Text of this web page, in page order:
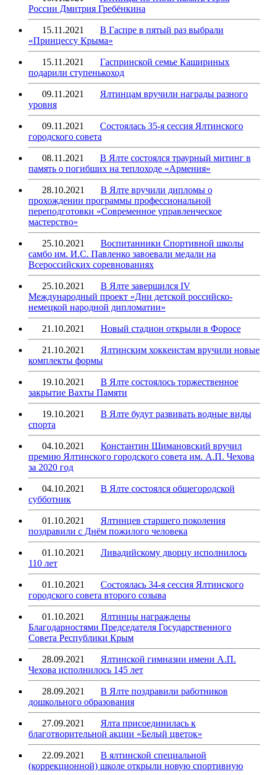
России Дмитрия Гребёнкина
15.11.2021
В Гаспре в пятый раз выбрали
«Принцессу Крыма»
15.11.2021
Гаспринской семье Кашириных
подарили ступенькоход
09.11.2021
Ялтинцам вручили награды разного
уровня
09.11.2021
Состоялась 35-я сессия Ялтинского
городского совета
08.11.2021
В Ялте состоялся траурный митинг в
память о погибших на теплоходе «Армения»
28.10.2021
В Ялте вручили дипломы о
прохождении программы профессиональной
переподготовки «Современное управленческое
мастерство»
25.10.2021
Воспитанники Спортивной школы
самбо им. И.С. Павленко завоевали медали на
Всероссийских соревнованиях
25.10.2021
В Ялте завершился IV
Международный проект «Дни детской российско-
немецкой народной дипломатии»
21.10.2021 Новый стадион открыли в Форосе
21.10.2021
Ялтинским хоккеистам вручили новые
комплекты формы
19.10.2021
В Ялте состоялось торжественное
закрытие Вахты Памяти
19.10.2021
В Ялте будут развивать водные виды
спорта
04.10.2021
Константин Шимановский вручил
премию Ялтинского городского совета им. А.П. Чехова
за 2020 год
04.10.2021
В Ялте состоялся общегородской
субботник
01.10.2021
Ялтинцев старшего поколения
поздравили с Днём пожилого человека
01.10.2021
Ливадийскому дворцу исполнилось
110 лет
01.10.2021
Состоялась 34-я сессия Ялтинского
городского совета второго созыва
01.10.2021
Ялтинцы награждены
Благодарностями Председателя Государственного
Совета Республики Крым
28.09.2021
Ялтинской гимназии имени А.П.
Чехова исполнилось 145 лет
28.09.2021
В Ялте поздравили работников
дошкольного образования
27.09.2021
Ялта присоединилась к
благотворительной акции «Белый цветок»
22.09.2021
В ялтинской специальной
(коррекционной) школе открыли новую спортивную